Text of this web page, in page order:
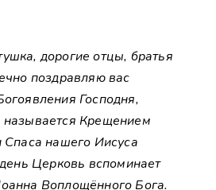
дорогие отцы, братья
поздравляю вас
Господня,
называется Крещением
Спаса нашего Иисуса
Церковь вспоминает
Воплощённого Бога.